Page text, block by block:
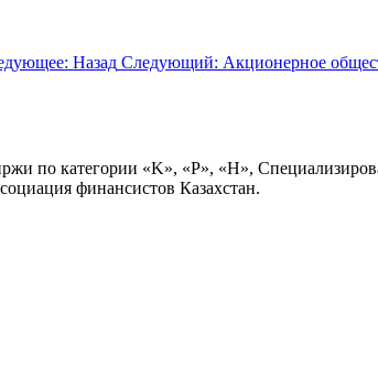
Назад Следующий: Акционерное
по категории «K», «P», «H»,
финансистов Казахстан.